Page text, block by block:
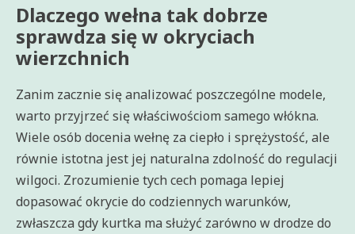
Dlaczego wełna tak dobrze
sprawdza się w okryciach
wierzchnich
Zanim zacznie się analizować poszczególne modele,
warto przyjrzeć się właściwościom samego włókna.
Wiele osób docenia wełnę za ciepło i sprężystość, ale
równie istotna jest jej naturalna zdolność do regulacji
wilgoci. Zrozumienie tych cech pomaga lepiej
dopasować okrycie do codziennych warunków,
zwłaszcza gdy kurtka ma służyć zarówno w drodze do